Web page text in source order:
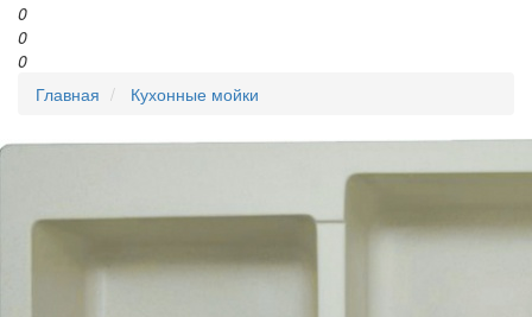
0
0
0
Главная
Кухонные мойки